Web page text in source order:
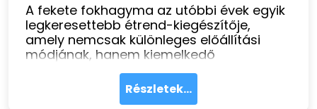
A fekete fokhagyma az utóbbi évek egyik
legkeresettebb étrend-kiegészítője,
amely nemcsak különleges előállítási
módjának, hanem kiemelkedő
egészségügyi hatásainak is köszönheti
népszerűségét. A Natur Tanya Szerves
Fermentált Fekete Fokhagyma kapszula
Részletek...